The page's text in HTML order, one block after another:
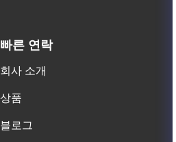
빠른 연락
회사 소개
상품
블로그